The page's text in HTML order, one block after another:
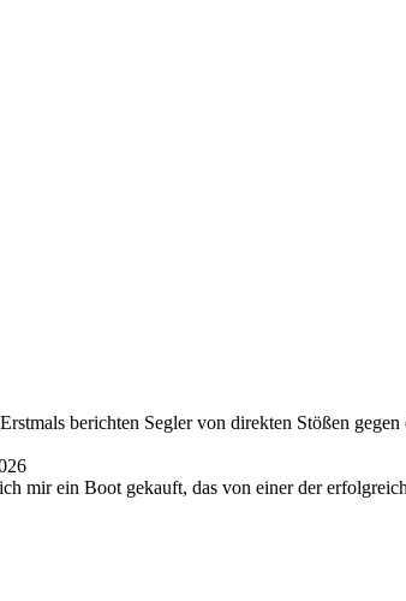
berichten Segler von direkten Stößen
mir ein Boot gekauft, das von einer der